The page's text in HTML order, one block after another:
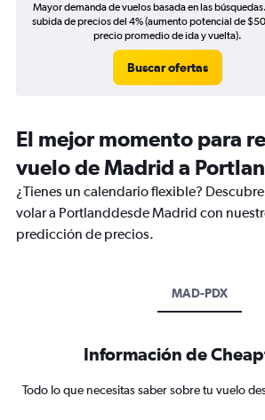
Mayor demanda de vuelos basada en las
subida de precios del 4% (aumento potencial de
precio promedio de ida y vuelta).
Buscar ofertas
El mejor momento para
vuelo de Madrid a
¿Tienes un calendario flexible?
volar a Portlanddesde Madrid con
predicción de precios.
MAD-PDX
Información de
Todo lo que necesitas saber sobre tu vuelo